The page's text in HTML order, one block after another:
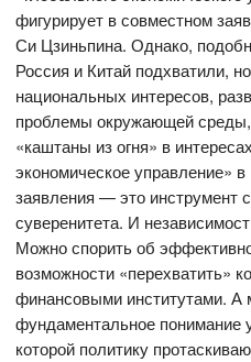
фигурирует в совместном
Си Цзиньпина. Однако,
Россия и Китай подхватили,
национальных интересов,
проблемы окружающей среды,
«каштаны из огня» в
экономическое управление»
заявления — это инструмент
суверенитета. И
Можно спорить об
возможности «перехватить»
финансовыми институтами.
фундаментальное понимание
которой политику